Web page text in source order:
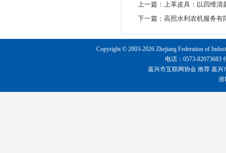
上一篇：上革皮具：以四维清
下一篇：高照水利农机服务有
Copyright © 2003-2026 Zhejiang Federation of
电话：0573-82073683
嘉兴市互联网协会 推荐嘉兴
浙